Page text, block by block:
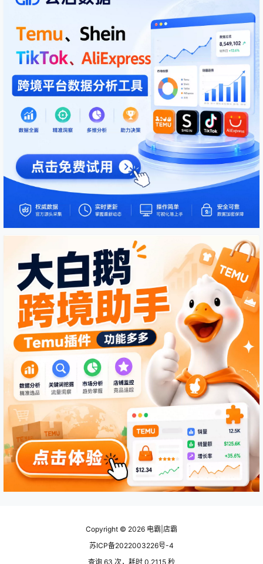
Copyright © 2026 电霸|店霸
苏ICP备2022003226号-4
查询 63 次，耗时 0.2115 秒